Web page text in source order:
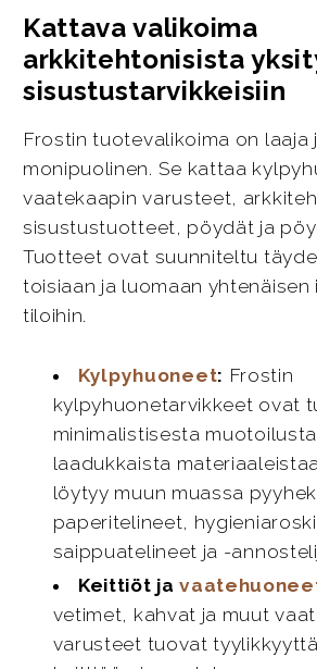
Kattava valikoima
arkkitehtonisista
sisustustarvikkeisiin
Frostin tuotevalikoima on laaja
monipuolinen. Se kattaa
vaatekaapin varusteet,
sisustustuotteet, pöydät ja
Tuotteet ovat suunniteltu
toisiaan ja luomaan yhtenäisen
tiloihin.
Kylpyhuoneet: Frostin
kylpyhuonetarvikkeet ovat
minimalistisesta
laadukkaista
löytyy muun muassa
paperitelineet,
saippuatelineet ja -
Keittiöt ja
vetimet, kahvat ja muut
varusteet tuovat